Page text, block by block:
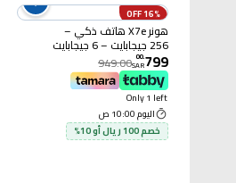
16% OFF
هونر X7e هاتف ذكي –
256 جيجابايت – 6 جيجابايت
رام – 4G – أزرق
799
.
00
SAR
949.00
Only 1 left
اليوم 10:00 ص
خصم 100 ريال أو 10%